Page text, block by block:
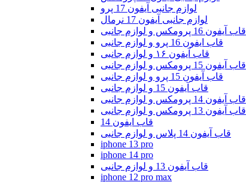
لوازم جانبی آیفون 17 پرو
لوازم جانبی آیفون 17 نرمال
قاب آیفون 16 پرومکس و لوازم جانبی
قاب ایفون 16 پرو و لوازم جانبی
قاب آیفون ۱۶ و لوازم جانبی
قاب آیفون 15 پرومکس و لوازم جانبی
قاب آیفون 15 پرو و لوازم جانبی
قاب آیفون 15 و لوازم جانبی
قاب آیفون 14 پرومکس و لوازم جانبی
قاب آیفون 13 پرومکس و لوازم جانبی
قاب ایفون 14
قاب آیفون 14 پلاس و لوازم جانبی
iphone 13 pro
iphone 14 pro
قاب آیفون 13 و لوازم جانبی
iphone 12 pro max